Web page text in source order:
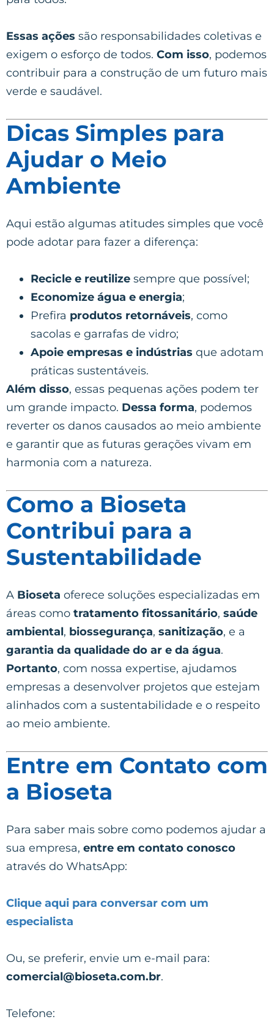
Essas ações são responsabilidades coletivas e
exigem o esforço de todos. Com isso, podemos
contribuir para a construção de um futuro mais
verde e saudável.
Dicas Simples para
Ajudar o Meio
Ambiente
Aqui estão algumas atitudes simples que você
pode adotar para fazer a diferença:
Recicle e reutilize sempre que possível;
Economize água e energia;
Prefira produtos retornáveis, como
sacolas e garrafas de vidro;
Apoie empresas e indústrias que adotam
práticas sustentáveis.
Além disso, essas pequenas ações podem ter
um grande impacto. Dessa forma, podemos
reverter os danos causados ao meio ambiente
e garantir que as futuras gerações vivam em
harmonia com a natureza.
Como a Bioseta
Contribui para a
Sustentabilidade
A Bioseta oferece soluções especializadas em
áreas como tratamento fitossanitário, saúde
ambiental, biossegurança, sanitização, e a
garantia da qualidade do ar e da água.
Portanto, com nossa expertise, ajudamos
empresas a desenvolver projetos que estejam
alinhados com a sustentabilidade e o respeito
ao meio ambiente.
Entre em Contato com
a Bioseta
Para saber mais sobre como podemos ajudar a
sua empresa, entre em contato conosco
através do WhatsApp:
Clique aqui para conversar com um
especialista
Ou, se preferir, envie um e-mail para:
comercial@bioseta.com.br.
Telefone: